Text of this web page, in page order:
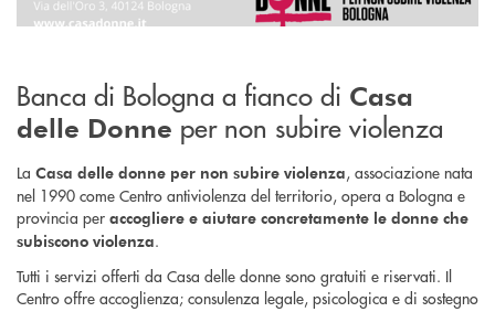
Banca di Bologna a fianco di Casa
delle Donne per non subire violenza
La Casa delle donne per non subire violenza, associazione nata
nel 1990 come Centro antiviolenza del territorio, opera a Bologna e
provincia per accogliere e aiutare concretamente le donne che
subiscono violenza.
Tutti i servizi offerti da Casa delle donne sono gratuiti e riservati. Il
Centro offre accoglienza; consulenza legale, psicologica e di sostegno